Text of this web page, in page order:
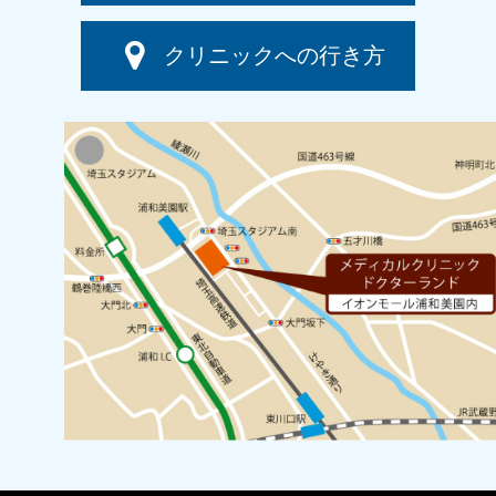
クリニックへの行き方